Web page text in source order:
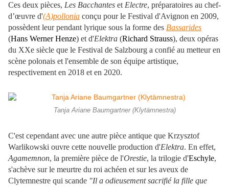
Ces deux pièces, Les Bacchantes et Electre, préparatoires au chef-
d’œuvre d'(A)pollonia conçu pour le Festival d'Avignon en 2009,
possèdent leur pendant lyrique sous la forme des Bassarides
(Hans Werner Henze) et d'Elektra (Richard Strauss), deux opéras
du XXe siècle que le Festival de Salzbourg a confié au metteur en
scène polonais et l'ensemble de son équipe artistique,
respectivement en 2018 et en 2020.
Tanja Ariane Baumgartner (Klytämnestra)
C'est cependant avec une autre pièce antique que Krzysztof
Warlikowski ouvre cette nouvelle production d'Elektra. En effet,
Agamemnon, la première pièce de l'Orestie, la trilogie d'Eschyle,
s'achève sur le meurtre du roi achéen et sur les aveux de
Clytemnestre qui scande "Il a odieusement sacrifié la fille que